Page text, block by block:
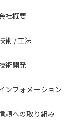
社概要
術 / 工法
術開発
ンフォメーション
頼への取り組み